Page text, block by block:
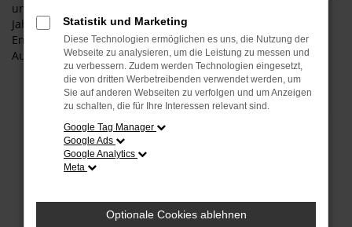
uns auch gebrauchte Fahrzeuge, gerne auch in Form eines
Jahreswagens und damit eines jungen Gebrauchten.
Entdecken Sie die vielen Möglichkeiten, die Ihnen das
Autohaus Schneider bietet.
Fehler: Network Error
Beim Laden ist ein Fehler aufgetreten.
Überprüfe deine Firewall und deine
Statistik und Marketing
Diese Technologien ermöglichen es uns, die Nutzung der
Webseite zu analysieren, um die Leistung zu messen und
zu verbessern. Zudem werden Technologien eingesetzt,
die von dritten Werbetreibenden verwendet werden, um
Sie auf anderen Webseiten zu verfolgen und um Anzeigen
zu schalten, die für Ihre Interessen relevant sind.
Google Tag Manager
Google Ads
Google Analytics
Meta
Optionale Cookies ablehnen